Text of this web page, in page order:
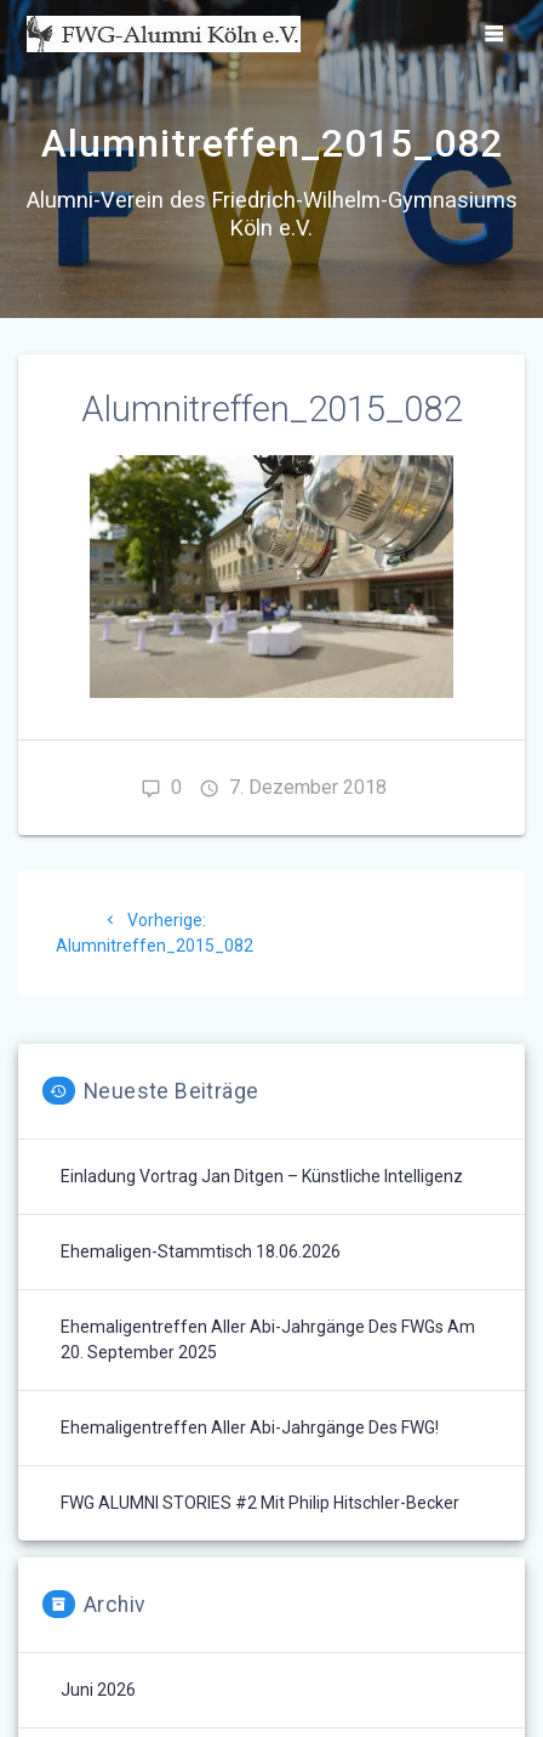
Zum
Inhalt
springen
Alumnitreffen_2015_082
Alumni-Verein des Friedrich-Wilhelm-Gymnasiums
Köln e.V.
Alumnitreffen_2015_082
0 7. Dezember 2018
Vorherige:
Beitrag:
Alumnitreffen_2015_082
Neueste Beiträge
Einladung Vortrag Jan Ditgen – Künstliche Intelligenz
Ehemaligen-Stammtisch 18.06.2026
Ehemaligentreffen Aller Abi-Jahrgänge Des FWGs Am
20. September 2025
Ehemaligentreffen Aller Abi-Jahrgänge Des FWG!
FWG ALUMNI STORIES #2 Mit Philip Hitschler-Becker
Archiv
Juni 2026